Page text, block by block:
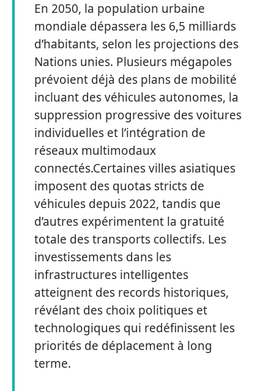
En 2050, la population urbaine
mondiale dépassera les 6,5 milliards
d’habitants, selon les projections des
Nations unies. Plusieurs mégapoles
prévoient déjà des plans de mobilité
incluant des véhicules autonomes, la
suppression progressive des voitures
individuelles et l’intégration de
réseaux multimodaux
connectés.Certaines villes asiatiques
imposent des quotas stricts de
véhicules depuis 2022, tandis que
d’autres expérimentent la gratuité
totale des transports collectifs. Les
investissements dans les
infrastructures intelligentes
atteignent des records historiques,
révélant des choix politiques et
technologiques qui redéfinissent les
priorités de déplacement à long
terme.